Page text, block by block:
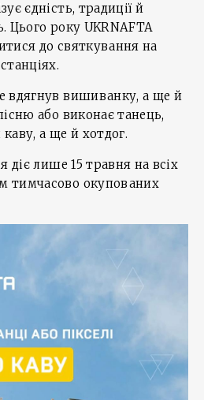
єдність, традиції й
Цього року UKRNAFTA
до святкування на
вдягнув вишиванку, а ще й
або виконає танець,
а ще й хотдог.
діє лише 15 травня на всіх
тимчасово окупованих